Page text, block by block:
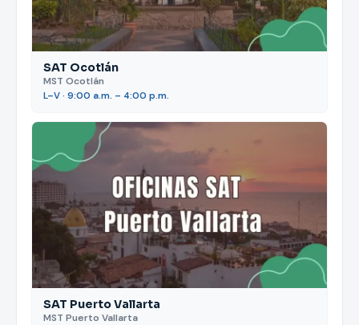
SAT Ocotlán
MST Ocotlán
L–V · 9:00 a.m. – 4:00 p.m.
SAT Puerto Vallarta
MST Puerto Vallarta